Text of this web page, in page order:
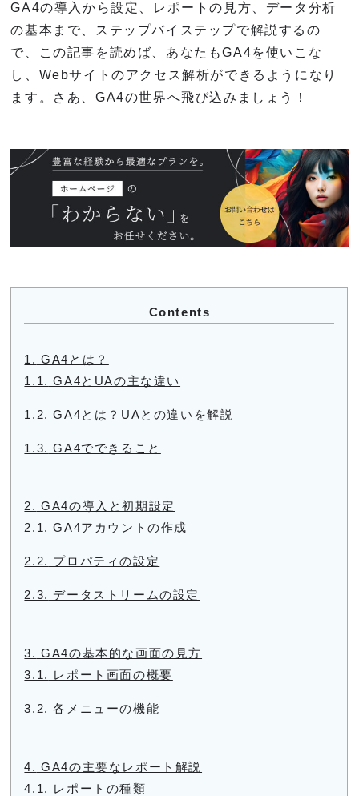
GA4の導入から設定、レポートの見方、データ分析
の基本まで、ステップバイステップで解説するの
で、この記事を読めば、あなたもGA4を使いこな
し、Webサイトのアクセス解析ができるようになり
ます。さあ、GA4の世界へ飛び込みましょう！
Contents
1. GA4とは？
1.1. GA4とUAの主な違い
1.2. GA4とは？UAとの違いを解説
1.3. GA4でできること
2. GA4の導入と初期設定
2.1. GA4アカウントの作成
2.2. プロパティの設定
2.3. データストリームの設定
3. GA4の基本的な画面の見方
3.1. レポート画面の概要
3.2. 各メニューの機能
4. GA4の主要なレポート解説
4.1. レポートの種類